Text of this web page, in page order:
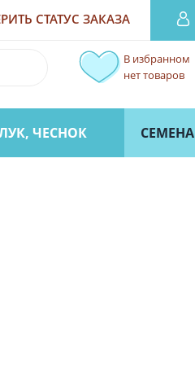
СТАТУС ЗАКАЗА
В избранном
нет товаров
ЧЕСНОК СЕМЕНА